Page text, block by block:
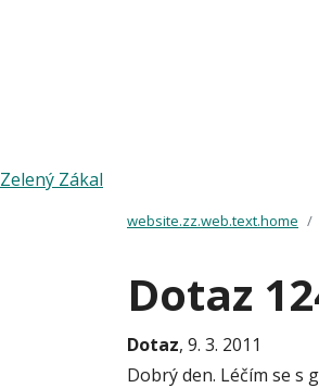
Zelený Zákal
website.zz.web.text.home
Dotaz
Dotaz, 9. 3. 2011
Dobrý den. Léčím se s